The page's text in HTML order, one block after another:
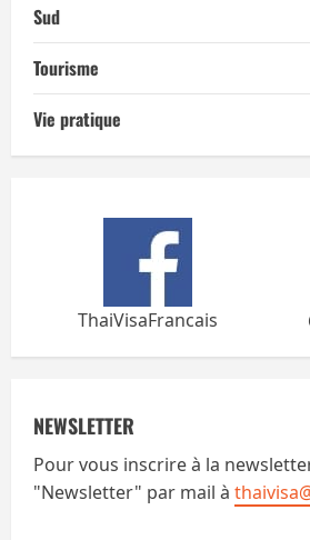
Sud
Tourisme
Vie pratique
ThaiVisaFrancais
NEWSLETTER
Pour vous inscrire à la
"Newsletter" par mail à